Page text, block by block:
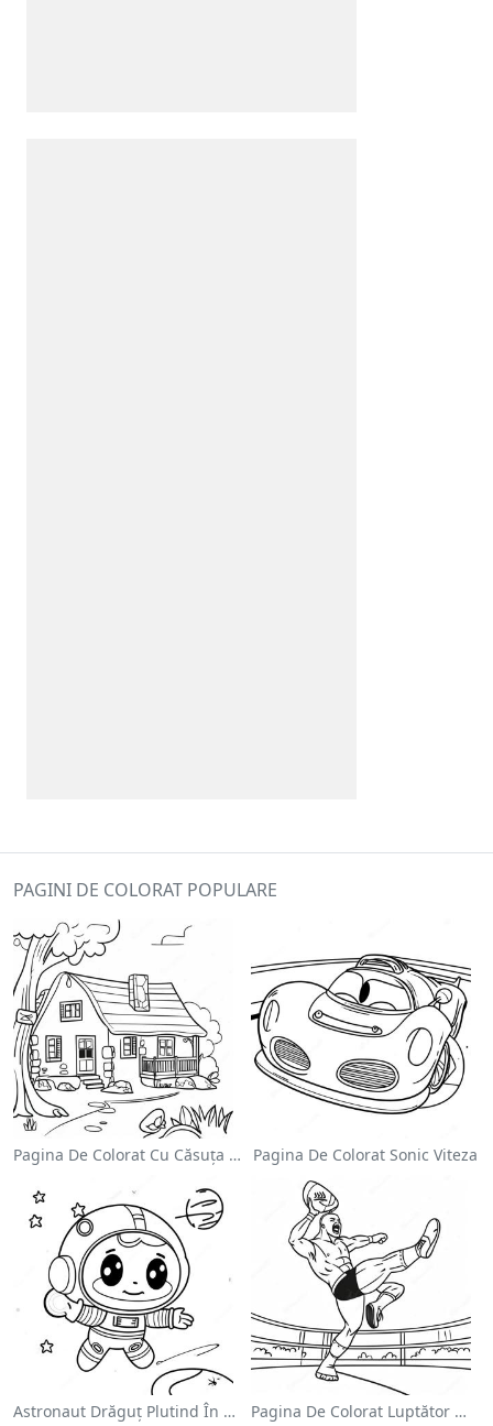
PAGINI DE COLORAT POPULARE
Pagina De Colorat Cu Căsuța Confortabilă Pagina De Colorat Sonic Viteza
Astronaut Drăguț Plutind În Spațiu - Pagina De Colorat Pagina De Colorat Luptător Wwe Sărind Pe Inamic